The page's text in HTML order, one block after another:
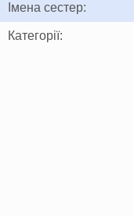
Імена сестер:
Категорії: